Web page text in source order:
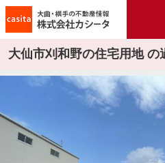
大仙市刈和野の住宅用地 の